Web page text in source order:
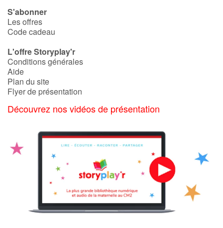
S'abonner
Les offres
Code cadeau
L'offre Storyplay'r
Conditions générales
Aide
Plan du site
Flyer de présentation
Découvrez nos vidéos de présentation